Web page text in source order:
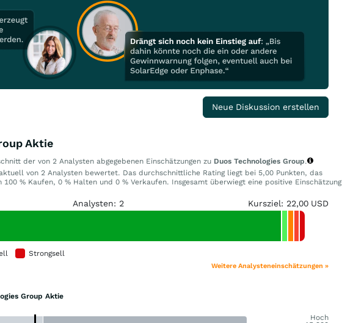
Neue Diskussion erstellen
Aktie
der von 2 Analysten abgegebenen Einschätzungen zu Duos Technologies Group.
von 2 Analysten bewertet. Das durchschnittliche Rating liegt bei 5,00 Punkten, das
% Kaufen, 0 % Halten und 0 % Verkaufen. Insgesamt überwiegt eine positive Einschätzung
Analysten: 2 Kursziel: 22,00 USD
Strongsell
Weitere Analysteneinschätzungen »
Group Aktie
Hoch